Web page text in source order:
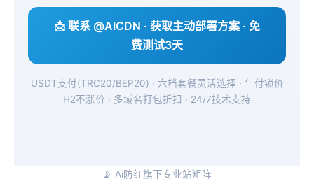
📩 联系 @AICDN · 获取主动部署方案 · 免
费测试3天
USDT支付(TRC20/BEP20) · 六档套餐灵活选择 · 年付锁价
H2不涨价 · 多域名打包折扣 · 24/7技术支持
📡 Ai防红旗下专业站矩阵